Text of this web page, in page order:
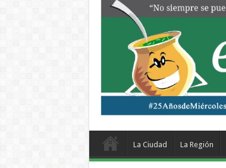
La Ciudad La Región